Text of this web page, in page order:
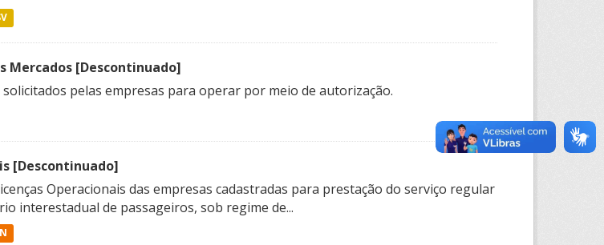
Mercados [Descontinuado]
solicitados pelas empresas para operar por meio de autorização.
[Descontinuado]
Operacionais das empresas cadastradas para prestação do serviço regular
interestadual de passageiros, sob regime de...